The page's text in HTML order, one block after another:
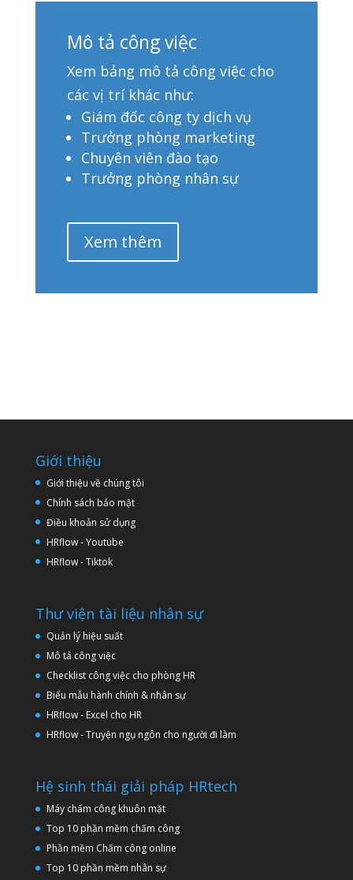
Mô tả công việc
Xem bảng mô tả công việc cho
các vị trí khác như:
Giám đốc công ty dịch vụ
Trưởng phòng marketing
Chuyên viên đào tạo
Trưởng phòng nhân sự
Xem thêm
Giới thiệu
Giới thiệu về chúng tôi
Chính sách bảo mật
Điều khoản sử dụng
HRflow - Youtube
HRflow - Tiktok
Thư viện tài liệu nhân sự
Quản lý hiệu suất
Mô tả công việc
Checklist công việc cho phòng HR
Biểu mẫu hành chính & nhân sự
HRflow - Excel cho HR
HRflow - Truyện ngụ ngôn cho người đi làm
Hệ sinh thái giải pháp HRtech
Máy chấm công khuôn mặt
Top 10 phần mềm chấm công
Phần mềm Chấm công online
Top 10 phần mềm nhân sự